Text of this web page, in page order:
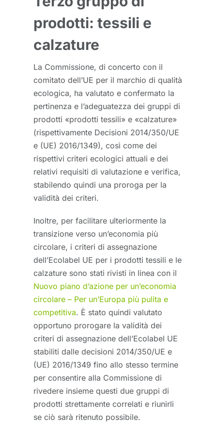
prodotti: tessili e
calzature
La Commissione, di concerto con il
comitato dell’UE per il marchio di qualità
ecologica, ha valutato e confermato la
pertinenza e l’adeguatezza dei gruppi di
prodotti «prodotti tessili» e «calzature»
(rispettivamente Decisioni 2014/350/UE
e (UE) 2016/1349), così come dei
rispettivi criteri ecologici attuali e dei
relativi requisiti di valutazione e verifica,
stabilendo quindi una proroga per la
validità dei criteri.
Inoltre, per facilitare ulteriormente la
transizione verso un’economia più
circolare, i criteri di assegnazione
dell’Ecolabel UE per i prodotti tessili e le
calzature sono stati rivisti in linea con il
Nuovo piano d’azione per un’economia
circolare – Per un’Europa più pulita e
competitiva. È stato quindi valutato
opportuno prorogare la validità dei
criteri di assegnazione dell’Ecolabel UE
stabiliti dalle decisioni 2014/350/UE e
(UE) 2016/1349 fino allo stesso termine
per consentire alla Commissione di
rivedere insieme questi due gruppi di
prodotti strettamente correlati e riunirli
se ciò sarà ritenuto possibile.